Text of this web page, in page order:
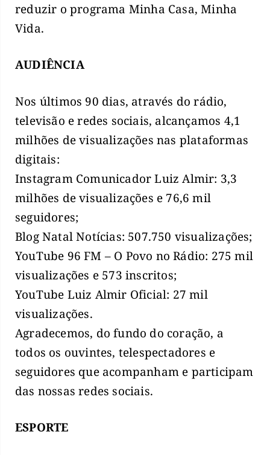
reduzir o programa Minha Casa, Minha
Vida.
AUDIÊNCIA
Nos últimos 90 dias, através do rádio,
televisão e redes sociais, alcançamos 4,1
milhões de visualizações nas plataformas
digitais:
Instagram Comunicador Luiz Almir: 3,3
milhões de visualizações e 76,6 mil
seguidores;
Blog Natal Notícias: 507.750 visualizações;
YouTube 96 FM – O Povo no Rádio: 275 mil
visualizações e 573 inscritos;
YouTube Luiz Almir Oficial: 27 mil
visualizações.
Agradecemos, do fundo do coração, a
todos os ouvintes, telespectadores e
seguidores que acompanham e participam
das nossas redes sociais.
ESPORTE